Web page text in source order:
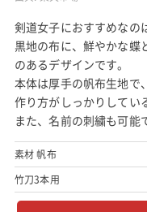
剣道女子におすすめなの
黒地の布に、鮮やかな蝶
のあるデザインです。
本体は厚手の帆布生地で
作り方がしっかりしてい
また、名前の刺繍も可能
素材 帆布
竹刀3本用